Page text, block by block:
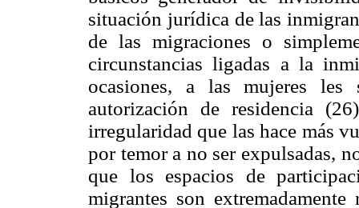
situación jurídica de las
de las migraciones o
circunstancias ligadas a la
ocasiones, a las mujeres
autorización de residencia
irregularidad que las hace más
por temor a no ser expulsadas,
que los espacios de
migrantes son